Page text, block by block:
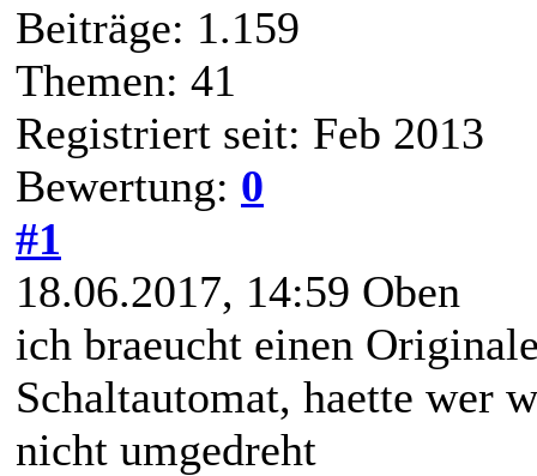
Beiträge: 1.159
Themen: 41
Registriert seit: Feb 2013
Bewertung: 0
#1
18.06.2017, 14:59 Oben
ich braeucht einen
Schaltautomat, haette wer
nicht umgedreht